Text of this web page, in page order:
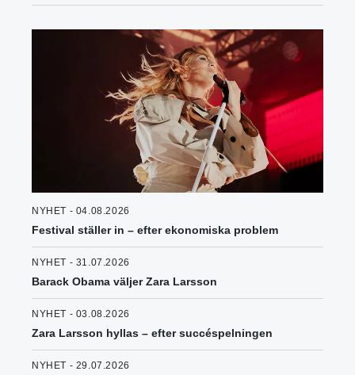
NYHET - 04.08.2026
Festival ställer in – efter ekonomiska problem
NYHET - 31.07.2026
Barack Obama väljer Zara Larsson
NYHET - 03.08.2026
Zara Larsson hyllas – efter succéspelningen
NYHET - 29.07.2026